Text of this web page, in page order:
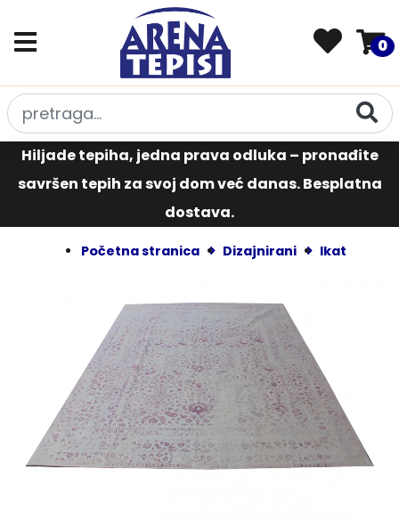
0
Hiljade tepiha, jedna prava odluka – pronađite
savršen tepih za svoj dom već danas. Besplatna
dostava.
Početna stranica Dizajnirani Ikat